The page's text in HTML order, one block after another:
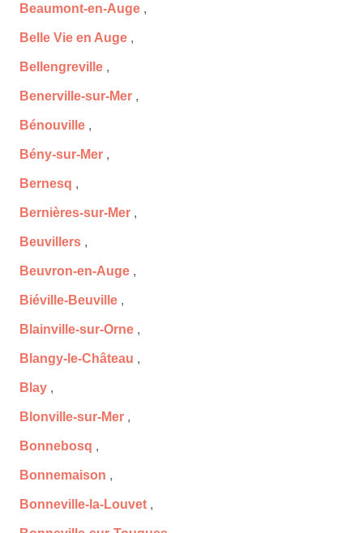
Beaumont-en-Auge ,
Belle Vie en Auge ,
Bellengreville ,
Benerville-sur-Mer ,
Bénouville ,
Bény-sur-Mer ,
Bernesq ,
Bernières-sur-Mer ,
Beuvillers ,
Beuvron-en-Auge ,
Biéville-Beuville ,
Blainville-sur-Orne ,
Blangy-le-Château ,
Blay ,
Blonville-sur-Mer ,
Bonnebosq ,
Bonnemaison ,
Bonneville-la-Louvet ,